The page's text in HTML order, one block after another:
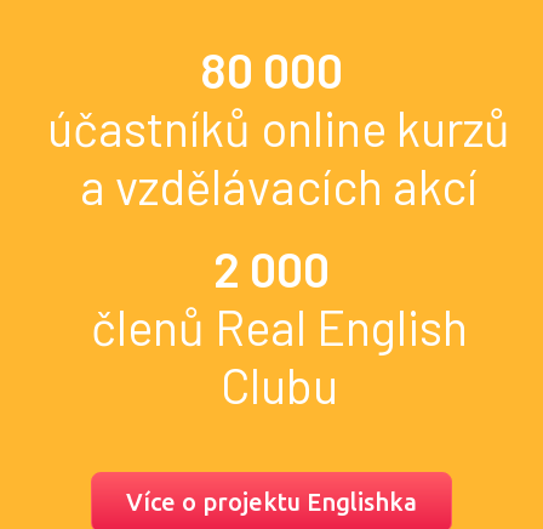
80 000
účastníků online kurzů
a vzdělávacích akcí
2 000
členů Real English
Clubu
Více o projektu Englishka